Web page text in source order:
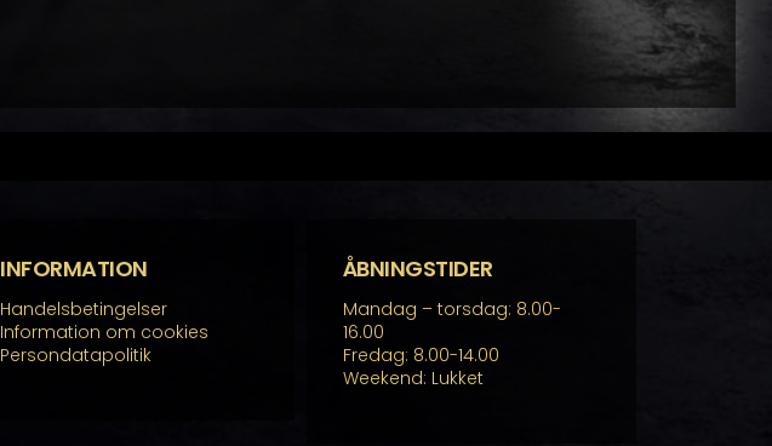
INFORMATION
Handelsbetingelser
Information om cookies
Persondatapolitik
ÅBNINGSTIDER
Mandag – torsdag: 8.00-
16.00
Fredag: 8.00-14.00
Weekend: Lukket